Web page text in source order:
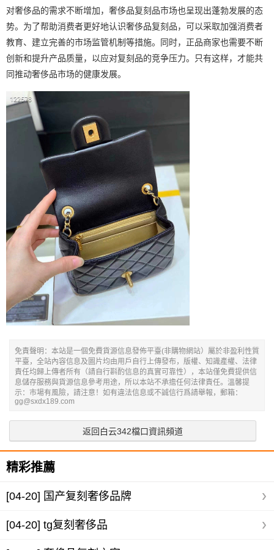
对奢侈品的需求不断增加，奢侈品复刻品市场也呈现出蓬勃发展的态
势。为了帮助消费者更好地认识奢侈品复刻品，可以采取加强消费者
教育、建立完善的市场监管机制等措施。同时，正品商家也需要不断
创新和提升产品质量，以应对复刻品的竞争压力。只有这样，才能共
同推动奢侈品市场的健康发展。
免責聲明：本站是一個免費貨源信息發佈平臺(非購物網站）屬於非盈利性質
平臺，全站內容信息及圖片均由用戶自行上傳發布，版權、知識產權、法律
責任均歸上傳者所有（請自行斟酌信息的真實可靠性），本站僅免費提供信
息儲存服務與貨源信息參考用途，所以本站不承擔任何法律責任。溫馨提
示：市場有風險，請注意！如有違法信息或不誠信行爲請舉報，郵箱：
gg@sxdx189.com
返回白云342檔口資訊頻道
精彩推薦
[04-20] 国产复刻奢侈品牌
[04-20] tg复刻奢侈品